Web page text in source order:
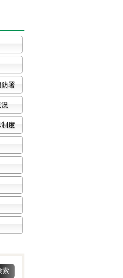
防署
制度